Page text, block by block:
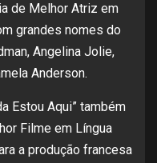
de Melhor Atriz em
grandes nomes do
Angelina Jolie,
Anderson.
Estou Aqui” também
Filme em Língua
a produção francesa